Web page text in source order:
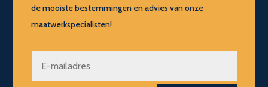
de mooiste bestemmingen en advies van onze
maatwerkspecialisten!